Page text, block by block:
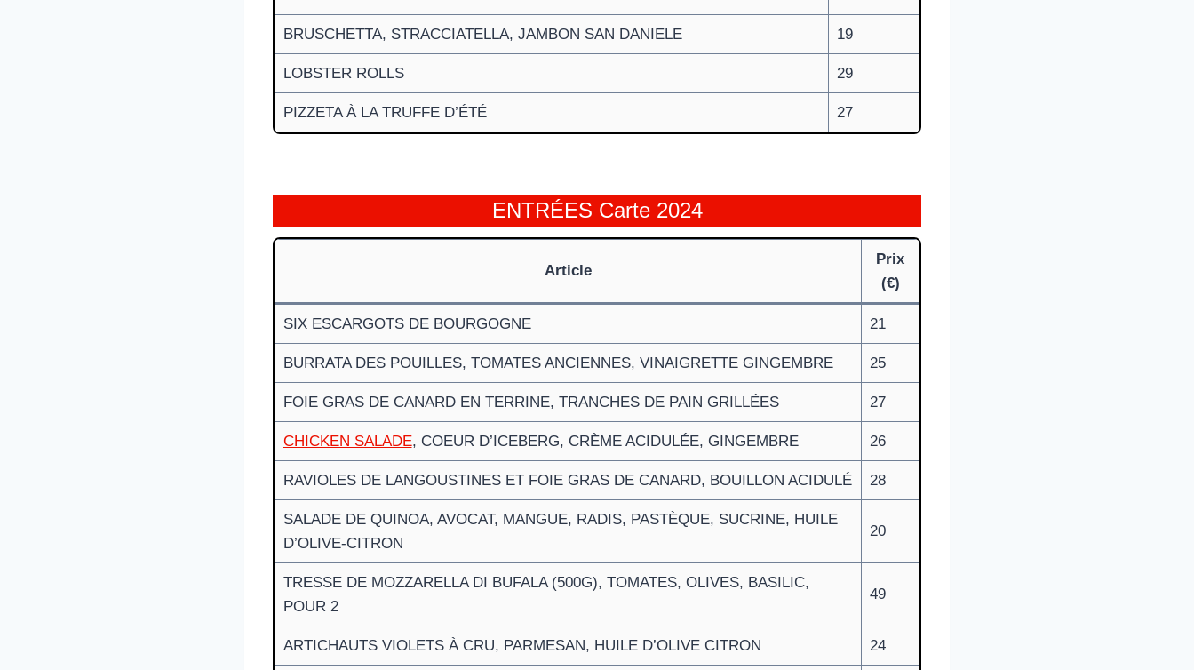
BRUSCHETTA, STRACCIATELLA, JAMBON SAN DANIELE 19
LOBSTER ROLLS 29
PIZZETA À LA TRUFFE D’ÉTÉ 27
ENTRÉES Carte 2024
Article
Prix
(€)
SIX ESCARGOTS DE BOURGOGNE 21
BURRATA DES POUILLES, TOMATES ANCIENNES, VINAIGRETTE GINGEMBRE 25
FOIE GRAS DE CANARD EN TERRINE, TRANCHES DE PAIN GRILLÉES 27
CHICKEN SALADE, COEUR D’ICEBERG, CRÈME ACIDULÉE, GINGEMBRE 26
RAVIOLES DE LANGOUSTINES ET FOIE GRAS DE CANARD, BOUILLON ACIDULÉ 28
SALADE DE QUINOA, AVOCAT, MANGUE, RADIS, PASTÈQUE, SUCRINE, HUILE
D’OLIVE-CITRON
20
TRESSE DE MOZZARELLA DI BUFALA (500G), TOMATES, OLIVES, BASILIC,
POUR 2
49
ARTICHAUTS VIOLETS À CRU, PARMESAN, HUILE D’OLIVE CITRON 24